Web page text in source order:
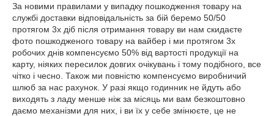
За новими правилами у випадку пошкодження товару на
службі доставки відповідальність за бій беремо 50/50
протягом 3х діб після отримання товару ви нам скидаєте
фото пошкодженого товару на вайбер і ми протягом 3х
робочих днів компенсуємо 50% від вартості продукції на
карту, ніяких пересилок довгих очікувань і тому подібного, все
чітко і чесно. Також ми повністю компенсуємо виробничий
шлюб за нас рахунок. У разі якщо годинник не йдуть або
виходять з ладу менше ніж за місяць ми вам безкоштовно
даємо механізми для них, і ви їх у себе змінюєте, це не